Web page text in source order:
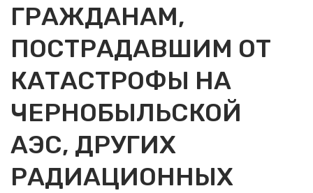
ГРАЖДАНАМ,
ПОСТРАДАВШИМ ОТ
КАТАСТРОФЫ НА
ЧЕРНОБЫЛЬСКОЙ
АЭС, ДРУГИХ
РАДИАЦИОННЫХ